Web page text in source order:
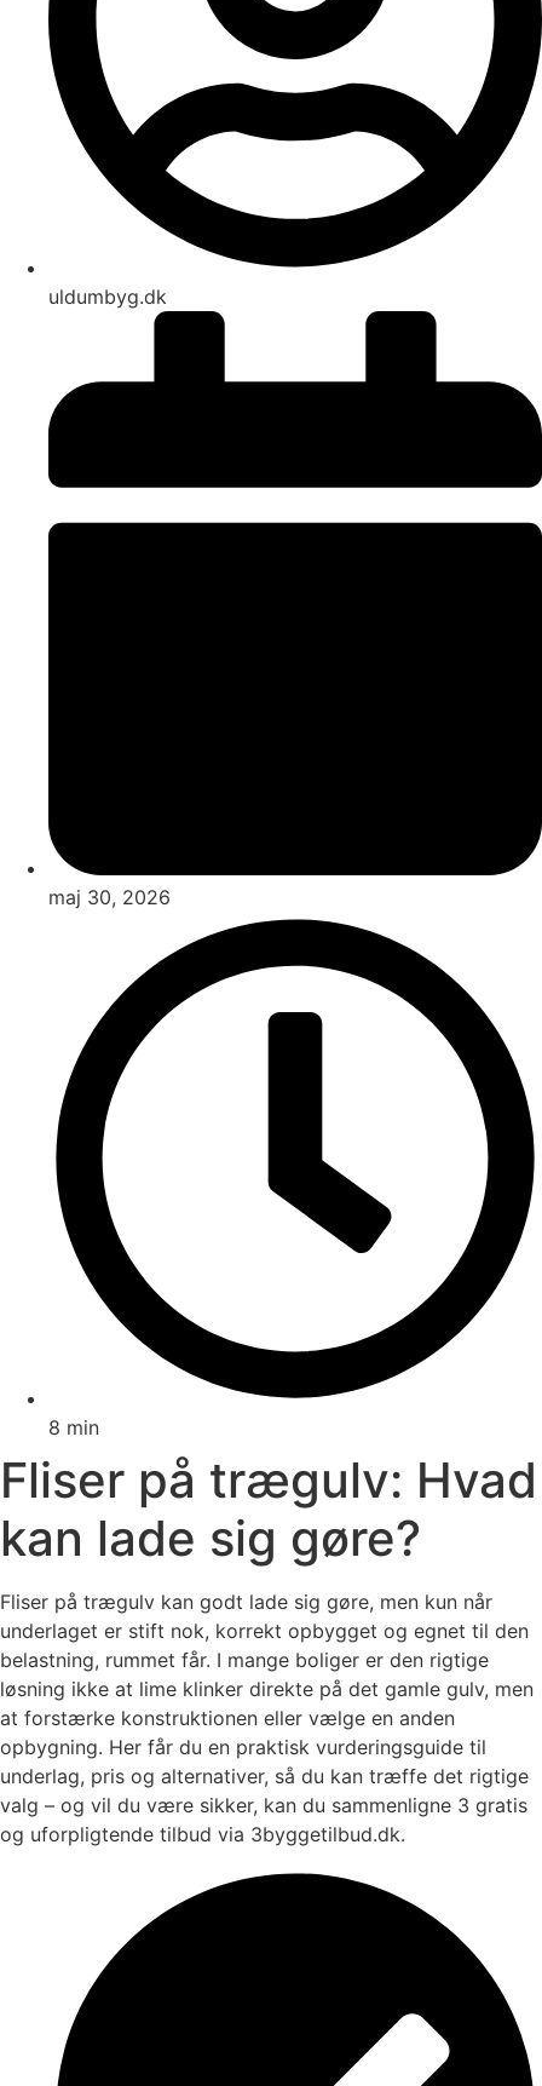
uldumbyg.dk
maj 30, 2026
8 min
Fliser på trægulv: Hvad
kan lade sig gøre?
Fliser på trægulv kan godt lade sig gøre, men kun når
underlaget er stift nok, korrekt opbygget og egnet til den
belastning, rummet får. I mange boliger er den rigtige
løsning ikke at lime klinker direkte på det gamle gulv, men
at forstærke konstruktionen eller vælge en anden
opbygning. Her får du en praktisk vurderingsguide til
underlag, pris og alternativer, så du kan træffe det rigtige
valg – og vil du være sikker, kan du sammenligne 3 gratis
og uforpligtende tilbud via 3byggetilbud.dk.